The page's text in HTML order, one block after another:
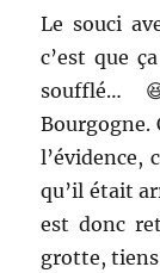
Le souci
c’est que
soufflé…
Bourgogne.
l’évidence,
qu’il était
est donc
grotte,